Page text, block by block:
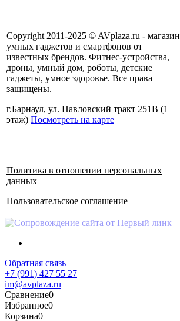
Copyright 2011-2025 © AVplaza.ru - магазин
умных гаджетов и смартфонов от
известных брендов. Фитнес-устройства,
дроны, умный дом, роботы, детские
гаджеты, умное здоровье. Все права
защищены.
г.Барнаул, ул. Павловский тракт 251В (1
этаж) Посмотреть на карте
Политика в отношении персональных
данных
Пользовательское соглашение
Обратная связь
+7 (991) 427 55 27
im@avplaza.ru
Сравнение0
Избранное0
Корзина0